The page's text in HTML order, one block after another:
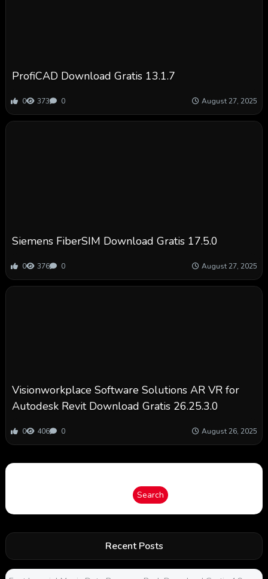
ProfiCAD Download Gratis 13.1.7
0 373 0 August 27, 2025
Siemens FiberSIM Download Gratis 17.5.0
0 376 0 August 27, 2025
Visionworkplace Software Solutions AR VR for
Autodesk Revit Download Gratis 26.25.3.0
0 406 0 August 26, 2025
Search
Recent Posts